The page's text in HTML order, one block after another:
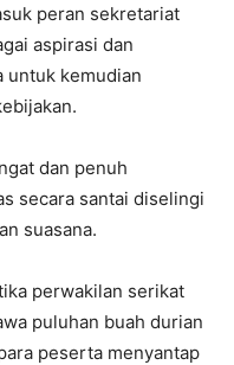
peran sekretariat
aspirasi dan
untuk kemudian
dan penuh
secara santai diselingi
suasana.
perwakilan serikat
puluhan buah durian
peserta menyantap